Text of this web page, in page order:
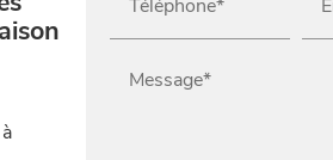
Téléphone*
Message*